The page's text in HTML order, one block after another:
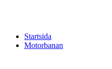
Startsida
Motorbanan